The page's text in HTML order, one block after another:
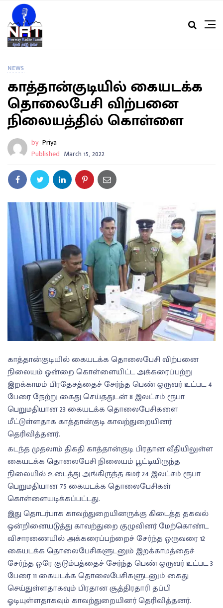
NEWS
காத்தான்குடியில் கையடக்க
தொலைபேசி விற்பனை
நிலையத்தில் கொள்ளை
by Priya
Published March 15, 2022
காத்தான்குடியில் கையடக்க தொலைபேசி விற்பனை
நிலையம் ஒன்றை கொள்ளையிட்ட அக்கரைப்பற்று
இறக்காமம் பிரதேசத்தைச் சேர்ந்த பெண் ஒருவர் உட்பட 4
பேரை நேற்று கைது செய்ததுடன் 8 இலட்சம் ரூபா
பெறுமதியான 23 கையடக்க தொலைபேசிகளை
மீட்டுள்ளதாக காத்தான்குடி காவற்துறையினர்
தெரிவித்தனர்.
கடந்த முதலாம் திகதி காத்தான்குடி பிரதான வீதியிலுள்ள
கையடக்க தொலைபேசி நிலையம் பூட்டியிருந்த
நிலையில் உடைத்து அங்கிருந்த சுமர் 24 இலட்சம் ரூபா
பெறுமதியான 75 கையடக்க தொலைபேசிகள்
கொள்ளையடிக்கப்பட்டது.
இது தொடர்பாக காவற்துறையினருக்கு கிடைத்த தகவல்
ஒன்றினையடுத்து காவற்துறை குழுவினர் மேற்கொண்ட
விசாரணையில் அக்கரைப்பற்றைச் சேர்ந்த ஒருவரை 12
கையடக்க தொலைபேசிகளுடனும் இறக்காமத்தைச்
சேர்ந்த ஒரே குடும்பத்தைச் சேர்ந்த பெண் ஒருவர் உட்பட 3
பேரை 11 கையடக்க தொலைபேசிகளுடனும் கைது
செய்துள்ளதாகவும் பிரதான சூத்திரதாரி தப்பி
ஓடியுள்ளதாகவும் காவற்துறையினர் தெரிவித்தனர்.